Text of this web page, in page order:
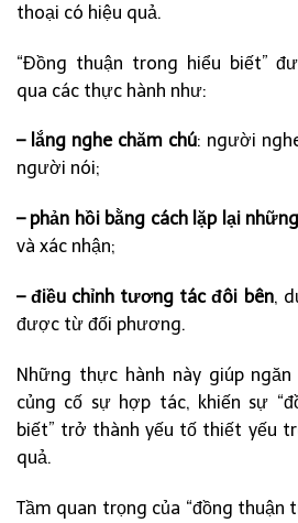
thoại có hiệu quả.
“Đồng thuận trong hiểu biết”
qua các thực hành như:
– lắng nghe chăm chú: người
người nói;
– phản hồi bằng cách lặp lại
và xác nhận;
– điều chỉnh tương tác đôi bên,
được từ đối phương.
Những thực hành này giúp
củng cố sự hợp tác, khiến sự
biết” trở thành yếu tố thiết yếu
quả.
Tầm quan trọng của “đồng thuận